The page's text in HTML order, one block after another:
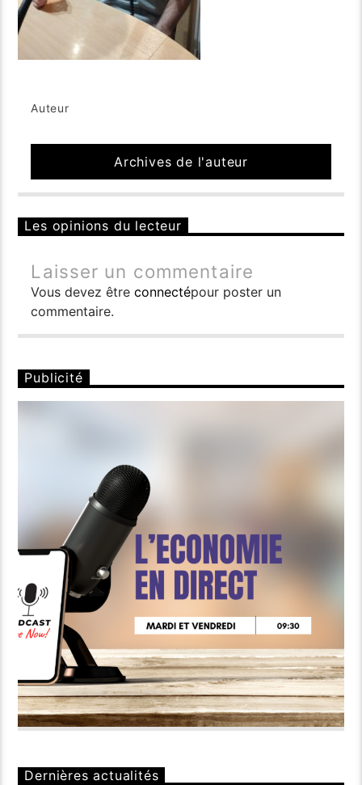
Auteur
Archives de l'auteur
Les opinions du lecteur
Laisser un commentaire
Vous devez êtreconnectépour poster un
commentaire.
Publicité
Dernières actualités